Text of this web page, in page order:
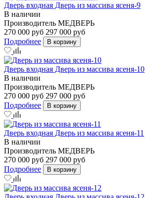
Дверь входная Дверь из массива ясеня-9
В наличии
Производитель МЕДВЕРЬ
270 000 руб 297 000 руб
Подробнее
В корзину
Дверь входная Дверь из массива ясеня-10
В наличии
Производитель МЕДВЕРЬ
270 000 руб 297 000 руб
Подробнее
В корзину
Дверь входная Дверь из массива ясеня-11
В наличии
Производитель МЕДВЕРЬ
270 000 руб 297 000 руб
Подробнее
В корзину